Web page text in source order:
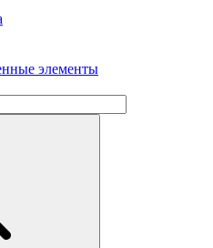
элементы